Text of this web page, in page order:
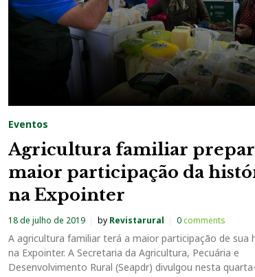
Eventos
Agricultura familiar
maior participação da
na Expointer
18 de julho de 2019 by Revistarural 0comments
A agricultura familiar terá a maior participação de sua
na Expointer. A Secretaria da Agricultura, Pecuária e
Desenvolvimento Rural (Seapdr) divulgou nesta